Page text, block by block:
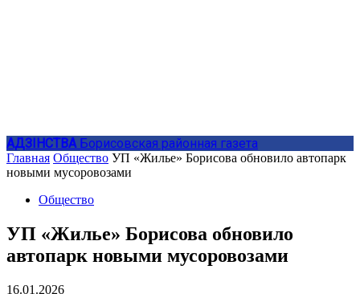
АДЗIНСТВА Борисовская районная газета
Главная Общество УП «Жилье» Борисова обновило автопарк
новыми мусоровозами
Общество
УП «Жилье» Борисова обновило
автопарк новыми мусоровозами
16.01.2026